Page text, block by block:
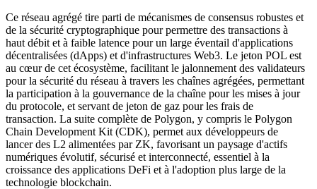
Ce réseau agrégé tire parti de mécanismes de consensus robustes et
de la sécurité cryptographique pour permettre des transactions à
haut débit et à faible latence pour un large éventail d'applications
décentralisées (dApps) et d'infrastructures Web3. Le jeton POL est
au cœur de cet écosystème, facilitant le jalonnement des validateurs
pour la sécurité du réseau à travers les chaînes agrégées, permettant
la participation à la gouvernance de la chaîne pour les mises à jour
du protocole, et servant de jeton de gaz pour les frais de
transaction. La suite complète de Polygon, y compris le Polygon
Chain Development Kit (CDK), permet aux développeurs de
lancer des L2 alimentées par ZK, favorisant un paysage d'actifs
numériques évolutif, sécurisé et interconnecté, essentiel à la
croissance des applications DeFi et à l'adoption plus large de la
technologie blockchain.